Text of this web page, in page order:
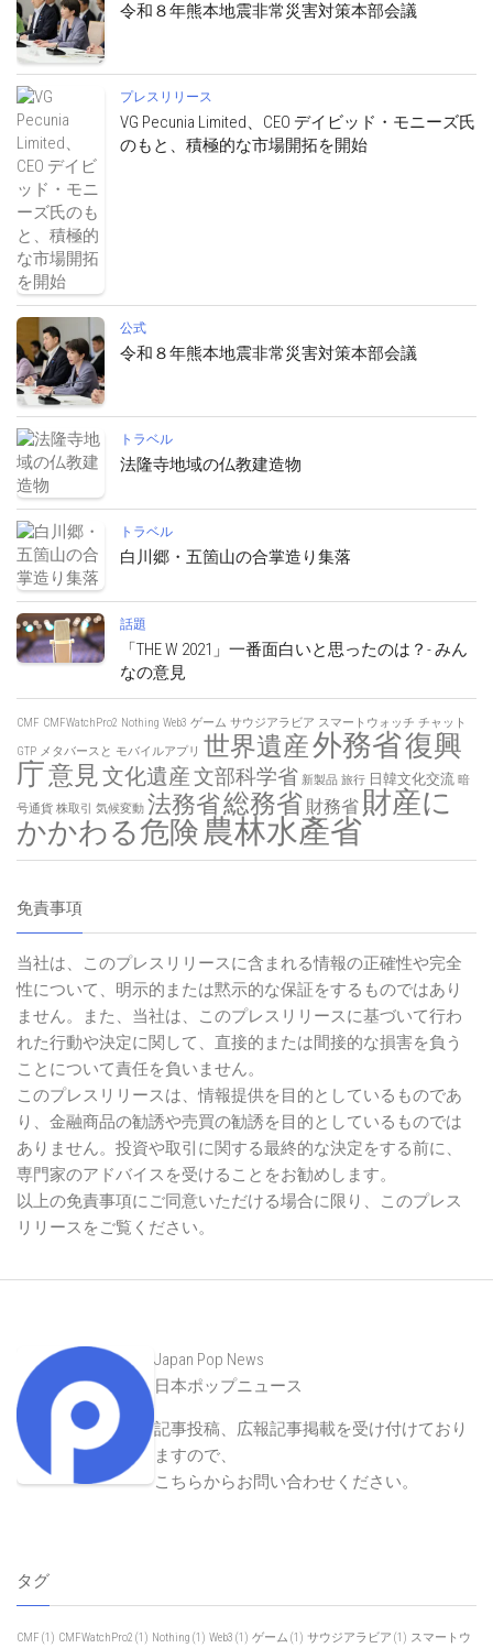
令和８年熊本地震非常災害対策本部会議
プレスリリース
VG Pecunia Limited、CEO デイビッド・モニーズ氏
のもと、積極的な市場開拓を開始
公式
令和８年熊本地震非常災害対策本部会議
トラベル
法隆寺地域の仏教建造物
トラベル
白川郷・五箇山の合掌造り集落
話題
「THE W 2021」一番面白いと思ったのは？- みん
なの意見
CMF CMFWatchPro2 Nothing Web3 ゲーム サウジアラビア スマートウォッチ チャット
GTP メタバースと モバイルアプリ 世界遺産外務省復興
庁意見文化遺産文部科学省 新製品 旅行 日韓文化交流 暗
号通貨 株取引 気候変動 法務省総務省 財務省 財産に
かかわる危険農林水產省
免責事項
当社は、このプレスリリースに含まれる情報の正確性や完全
性について、明示的または黙示的な保証をするものではあり
ません。また、当社は、このプレスリリースに基づいて行わ
れた行動や決定に関して、直接的または間接的な損害を負う
ことについて責任を負いません。
このプレスリリースは、情報提供を目的としているものであ
り、金融商品の勧誘や売買の勧誘を目的としているものでは
ありません。投資や取引に関する最終的な決定をする前に、
専門家のアドバイスを受けることをお勧めします。
以上の免責事項にご同意いただける場合に限り、このプレス
リリースをご覧ください。
Japan Pop News
日本ポップニュース
記事投稿、広報記事掲載を受け付けており
ますので、
こちらからお問い合わせください。
タグ
CMF (1) CMFWatchPro2 (1) Nothing (1) Web3 (1) ゲーム (1) サウジアラビア (1) スマートウ